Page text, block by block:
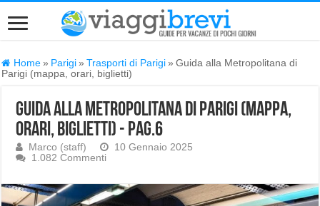
Home » Parigi » Trasporti di Parigi » Guida alla Metropolitana di
Parigi (mappa, orari, biglietti)
Guida alla Metropolitana di Parigi (mappa,
orari, biglietti) - Pag.6
Marco (staff)
10 Gennaio 2025
1.082 Commenti